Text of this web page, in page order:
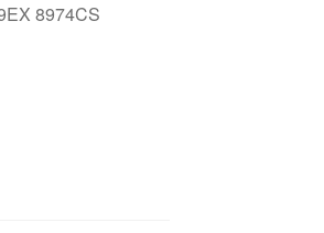
8974CS